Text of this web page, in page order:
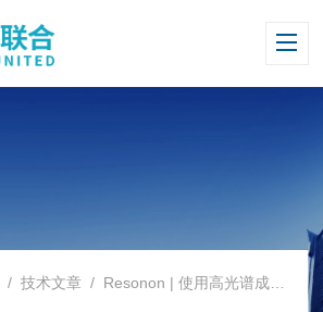
/技术文章 / Resonon | 使用高光谱成像仪和机器学习对新鲜和冻融牛肉进行分类